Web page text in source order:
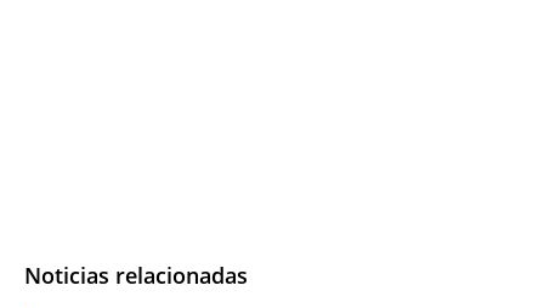
Noticias relacionadas